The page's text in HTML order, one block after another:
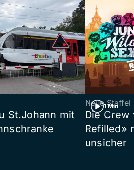
St.Johann mit
1 Min
Neue Staffel
Die Crew
Refilled»
unsicher